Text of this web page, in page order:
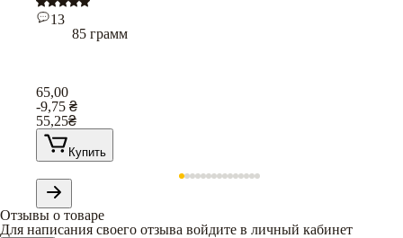
13
85 грамм
65,00
-9,75 ₴
55,25₴
Купить
Отзывы о товаре
Для написания своего отзыва войдите в личный кабинет